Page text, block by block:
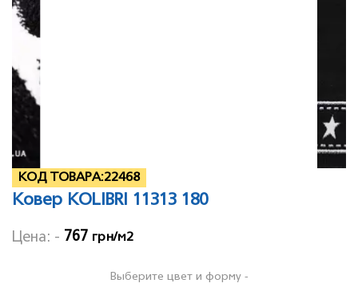
КОД ТОВАРА:22468
Ковер KOLIBRI 11313 180
Цена: - 767 грн/м2
Выберите цвет и форму -